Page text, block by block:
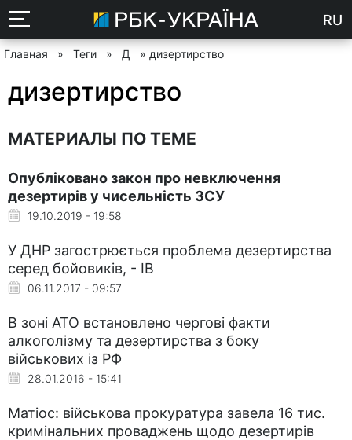
RU
Главная » Теги » Д » дизертирство
дизертирство
МАТЕРИАЛЫ ПО ТЕМЕ
Опубліковано закон про невключення
дезертирів у чисельність ЗСУ
19.10.2019 - 19:58
У ДНР загострюється проблема дезертирства
серед бойовиків, - ІВ
06.11.2017 - 09:57
В зоні АТО встановлено чергові факти
алкоголізму та дезертирства з боку
військових із РФ
28.01.2016 - 15:41
Матіос: військова прокуратура завела 16 тис.
кримінальних проваджень щодо дезертирів